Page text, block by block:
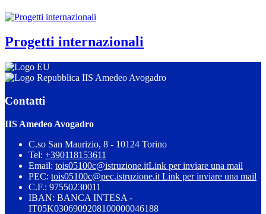
Progetti internazionali
IIS Amedeo Avogadro
Contatti
IIS Amedeo Avogadro
C.so San Maurizio, 8 - 10124 Torino
Tel: +390118153611
Email: tois05100c@istruzione.itLink per inviare una mail
PEC: tois05100c@pec.istruzione.it Link per inviare una mail
C.F.: 97550230011
IBAN: BANCA INTESA -
IT05K0306909208100000046188